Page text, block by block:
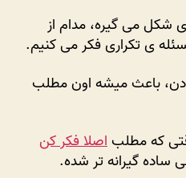
شکل می گیره، مدام از
ی تکراری فکر می کنیم.
باعث میشه اون مطلب
که مطلباصلا فکر کن
ساده گیرانه تر شده.